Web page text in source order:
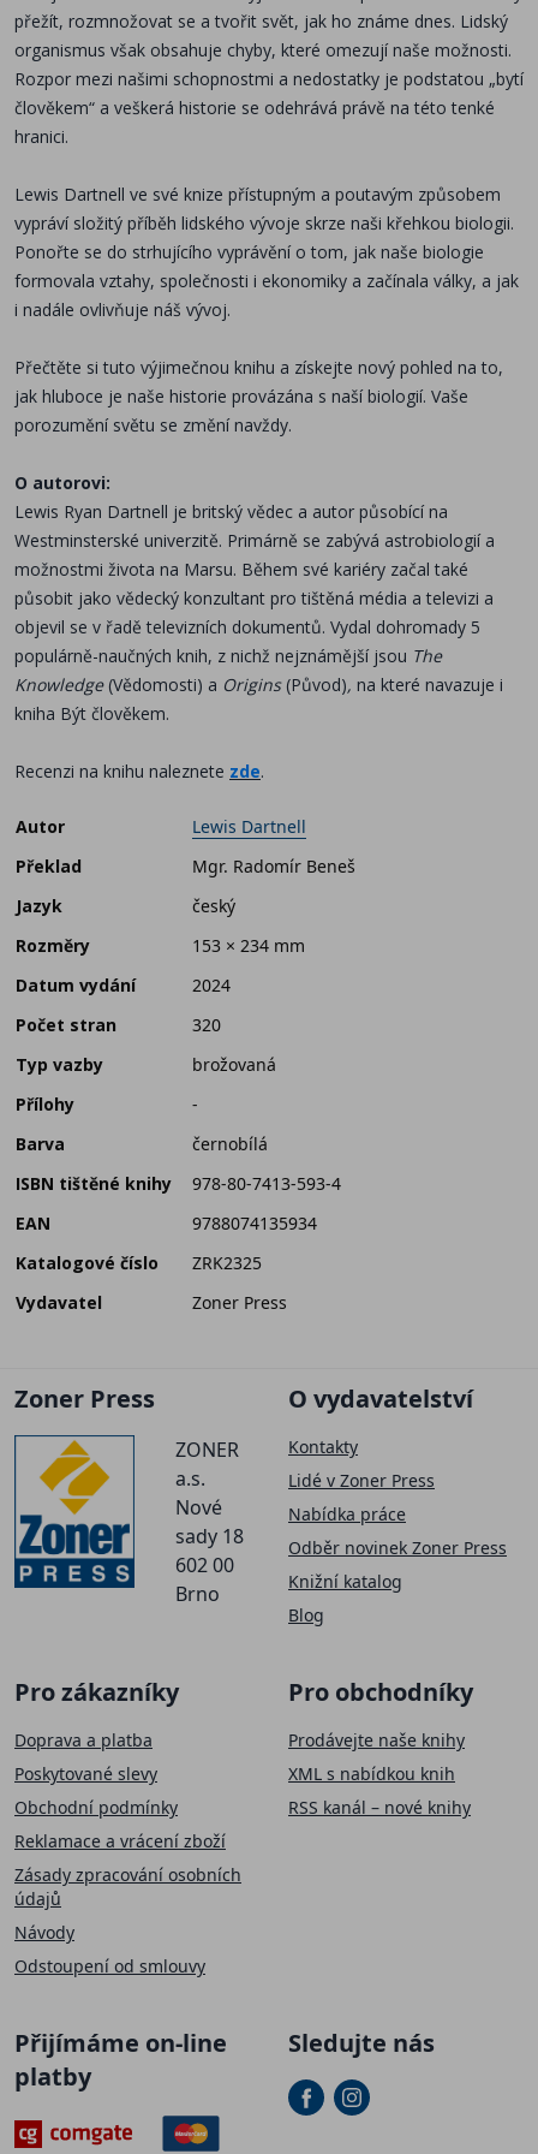
přežít, rozmnožovat se a tvořit svět, jak ho známe dnes. Lidský
organismus však obsahuje chyby, které omezují naše možnosti.
Rozpor mezi našimi schopnostmi a nedostatky je podstatou „bytí
člověkem“ a veškerá historie se odehrává právě na této tenké
hranici.
Lewis Dartnell ve své knize přístupným a poutavým způsobem
vypráví složitý příběh lidského vývoje skrze naši křehkou biologii.
Ponořte se do strhujícího vyprávění o tom, jak naše biologie
formovala vztahy, společnosti i ekonomiky a začínala války, a jak
i nadále ovlivňuje náš vývoj.
Přečtěte si tuto výjimečnou knihu a získejte nový pohled na to,
jak hluboce je naše historie provázána s naší biologií. Vaše
porozumění světu se změní navždy.
O autorovi:
Lewis Ryan Dartnell je britský vědec a autor působící na
Westminsterské univerzitě. Primárně se zabývá astrobiologií a
možnostmi života na Marsu. Během své kariéry začal také
působit jako vědecký konzultant pro tištěná média a televizi a
objevil se v řadě televizních dokumentů. Vydal dohromady 5
populárně-naučných knih, z nichž nejznámější jsou The
Knowledge (Vědomosti) a Origins (Původ), na které navazuje i
kniha Být člověkem.
Recenzi na knihu naleznete zde.
Autor
Lewis Dartnell
Překlad
Mgr. Radomír Beneš
Jazyk
český
Rozměry
153 × 234 mm
Datum vydání
2024
Počet stran
320
Typ vazby
brožovaná
Přílohy
-
Barva
černobílá
ISBN tištěné knihy
978-80-7413-593-4
EAN
9788074135934
Katalogové číslo
ZRK2325
Vydavatel
Zoner Press
Zoner Press
ZONER
a.s.
Nové
sady 18
602 00
Brno
O vydavatelství
Kontakty
Lidé v Zoner Press
Nabídka práce
Odběr novinek Zoner Press
Knižní katalog
Blog
Pro zákazníky
Doprava a platba
Poskytované slevy
Obchodní podmínky
Reklamace a vrácení zboží
Zásady zpracování osobních
údajů
Návody
Odstoupení od smlouvy
Pro obchodníky
Prodávejte naše knihy
XML s nabídkou knih
RSS kanál – nové knihy
Přijímáme on-line
platby
Sledujte nás